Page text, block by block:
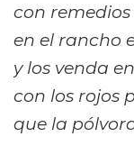
con
en el rancho
y los venda
con los rojos
que la